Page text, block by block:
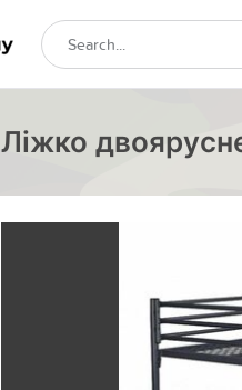
Ліжко